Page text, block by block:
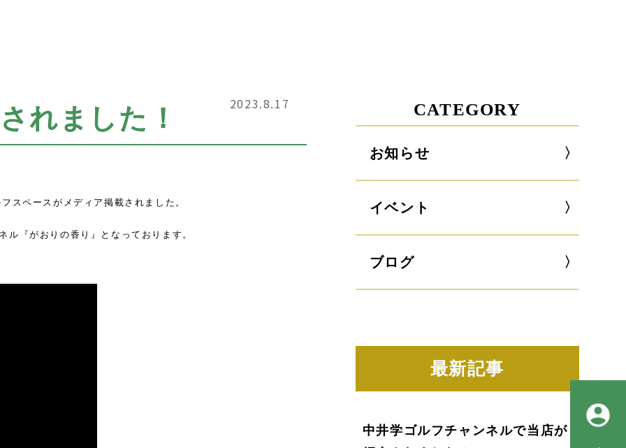
れました！ 2023.8.17
ペースがメディア掲載されました。
『がおりの香り』となっております。
CATEGORY
お知らせ
イベント
ブログ
最新記事
中井学ゴルフチャンネルで当店が